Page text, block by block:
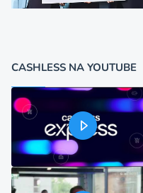
CASHLESS NA YOUTUBE